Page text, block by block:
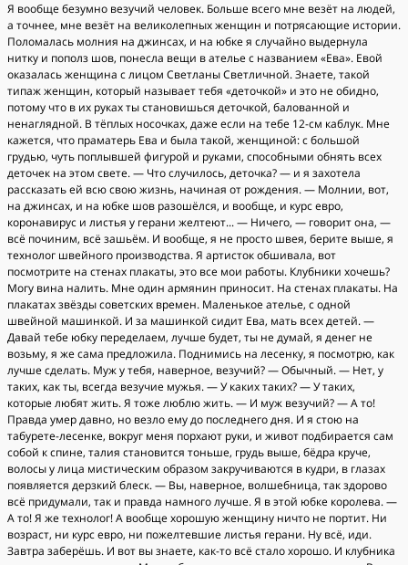
Я вообще безумно везучий человек. Больше всего мне везёт на людей,
а точнее, мне везёт на великолепных женщин и потрясающие истории.
Поломалась молния на джинсах, и на юбке я случайно выдернула
нитку и пополз шов, понесла вещи в ателье с названием «Ева». Евой
оказалась женщина с лицом Светланы Светличной. Знаете, такой
типаж женщин, который называет тебя «деточкой» и это не обидно,
потому что в их руках ты становишься деточкой, балованной и
ненаглядной. В тёплых носочках, даже если на тебе 12-см каблук. Мне
кажется, что праматерь Ева и была такой, женщиной: с большой
грудью, чуть поплывшей фигурой и руками, способными обнять всех
деточек на этом свете. — Что случилось, деточка? — и я захотела
рассказать ей всю свою жизнь, начиная от рождения. — Молнии, вот,
на джинсах, и на юбке шов разошёлся, и вообще, и курс евро,
коронавирус и листья у герани желтеют... — Ничего, — говорит она, —
всё починим, всё зашьём. И вообще, я не просто швея, берите выше, я
технолог швейного производства. Я артисток обшивала, вот
посмотрите на стенах плакаты, это все мои работы. Клубники хочешь?
Могу вина налить. Мне один армянин приносит. На стенах плакаты. На
плакатах звёзды советских времен. Маленькое ателье, с одной
швейной машинкой. И за машинкой сидит Ева, мать всех детей. —
Давай тебе юбку переделаем, лучше будет, ты не думай, я денег не
возьму, я же сама предложила. Поднимись на лесенку, я посмотрю, как
лучше сделать. Муж у тебя, наверное, везучий? — Обычный. — Нет, у
таких, как ты, всегда везучие мужья. — У каких таких? — У таких,
которые любят жить. Я тоже люблю жить. — И муж везучий? — А то!
Правда умер давно, но везло ему до последнего дня. И я стою на
табурете-лесенке, вокруг меня порхают руки, и живот подбирается сам
собой к спине, талия становится тоньше, грудь выше, бёдра круче,
волосы у лица мистическим образом закручиваются в кудри, в глазах
появляется дерзкий блеск. — Вы, наверное, волшебница, так здорово
всё придумали, так и правда намного лучше. Я в этой юбке королева. —
А то! Я же технолог! А вообще хорошую женщину ничто не портит. Ни
возраст, ни курс евро, ни пожелтевшие листья герани. Ну всё, иди.
Завтра заберёшь. И вот вы знаете, как-то всё стало хорошо. И клубника